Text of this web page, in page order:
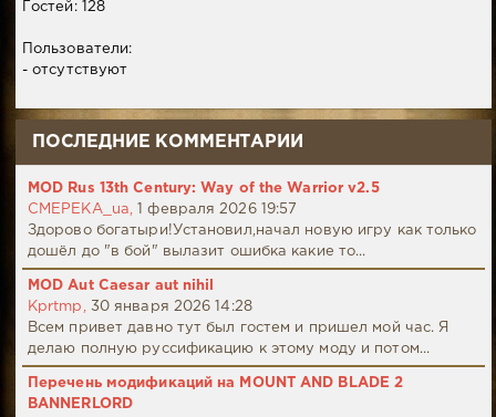
Гостей: 128
Пользователи:
- отсутствуют
ПОСЛЕДНИЕ КОММЕНТАРИИ
MOD Rus 13th Century: Way of the Warrior v2.5
CMEPEKA_ua,
1 февраля 2026 19:57
Здорово богатыри!Установил,начал новую игру как только
дошёл до "в бой" вылазит ошибка какие то...
MOD Aut Caesar aut nihil
Kprtmp, 30 января 2026 14:28
Всем привет давно тут был гостем и пришел мой час. Я
делаю полную руссификацию к этому моду и потом...
Перечень модификаций на MOUNT AND BLADE 2
BANNERLORD